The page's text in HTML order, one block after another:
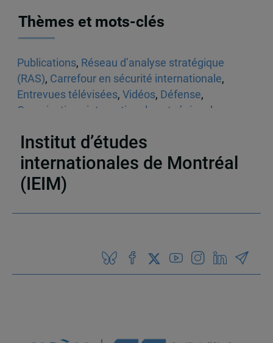
Thèmes et mots-clés
Publications, Réseau d’analyse stratégique
(RAS), Carrefour en sécurité internationale,
Entrevues télévisées, Vidéos, Défense,
Organisations internationales et régionales
Institut d’études
internationales de Montréal
(IEIM)